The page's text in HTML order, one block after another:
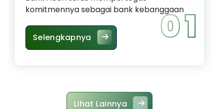
komitmennya sebagai bank kebanggaan
Selengkapnya HUT ke-53 Bank Aceh:
0 1
Lihat Lainnya